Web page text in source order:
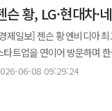
동아쏘시오그룹이 단순 신약
다. 특히 기술수출과 CDMO
지역외상거점병원으로서 24
한층 강화하게 됐다. 박종호 센텀종합병원 이사장은 “환자 안전은 병원이 가장 우선시하는 가치”라며 “AI 기반
술을 병동 전반에 적용해 환
제약 ETC마케팅본부장은 “이번 협력을 통해 일반 병동에서도 중환자실 수준의 환자 모니터링이
능하다는 점을 입증할 것”이
총리는 이 자리에서 엔비디
라 루빈 NVL72 기반 AI 팩토
프트웨어를 결합해 데이터 수집
단순 GPU 확보에 그치지 않
조와 로봇, 반도체 기반을 결
슨 황, LG·현대차·
제일보] 젠슨 황 엔비디아
트업을 연이어 방문하며 한국 AI 생태계와의 협
울 여의도 LG트윈타워를 시
06-08 09:29:24